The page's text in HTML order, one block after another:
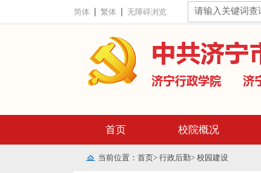
简体 繁体 无障碍浏览
首页 校院概况
当前位置： 首页> 行政后勤> 校园建设